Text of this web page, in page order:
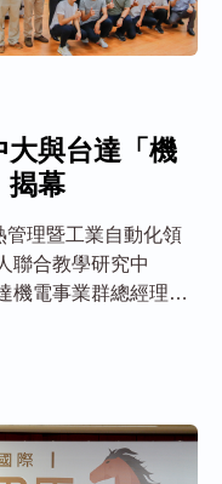
與台達「機
揭幕
管理暨工業自動化領
聯合教學研究中
機電事業群總經理劉
慧製造系統推出的全